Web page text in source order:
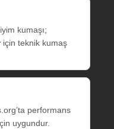
kumaşı;
için teknik kumaş
performans
uygundur.